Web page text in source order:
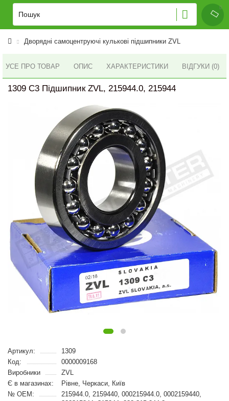
Дворядні самоцентруючі кулькові підшипники ZVL
УСЕ ПРО ТОВАР ОПИС ХАРАКТЕРИСТИКИ ВІДГУКИ (0)
1309 C3 Підшипник ZVL, 215944.0, 215944
Артикул:
1309
Код:
0000009168
Виробники
ZVL
Є в магазинах:
Рівне, Черкаси, Київ
№ OEM:
215944.0, 2159440, 000215944.0, 0002159440,